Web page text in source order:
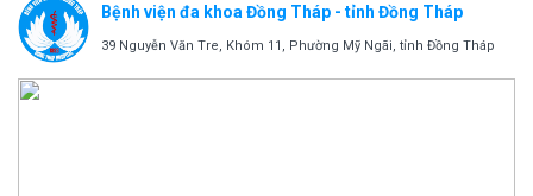
Bệnh viện đa khoa Đồng Tháp - tỉnh Đồng Tháp
39 Nguyễn Văn Tre, Khóm 11, Phường Mỹ Ngãi, tỉnh Đồng Tháp